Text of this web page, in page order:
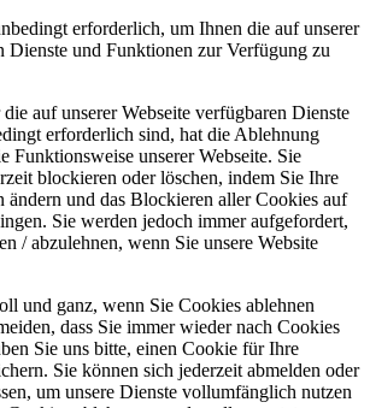
erforderlich, um Ihnen die auf unserer
Dienste und Funktionen zur Verfügung zu
auf unserer Webseite verfügbaren Dienste
erforderlich sind, hat die Ablehnung
Funktionsweise unserer Webseite. Sie
blockieren oder löschen, indem Sie Ihre
ändern und das Blockieren aller Cookies auf
Sie werden jedoch immer aufgefordert,
/ abzulehnen, wenn Sie unsere Website
und ganz, wenn Sie Cookies ablehnen
dass Sie immer wieder nach Cookies
Sie uns bitte, einen Cookie für Ihre
Sie können sich jederzeit abmelden oder
um unsere Dienste vollumfänglich nutzen